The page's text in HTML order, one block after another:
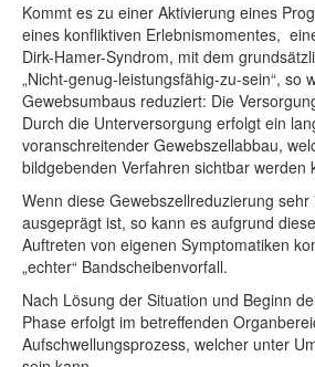
Kommt es zu einer Aktivierung eines
eines konfliktiven Erlebnismomentes,
Dirk-Hamer-Syndrom, mit dem
„Nicht-genug-leistungsfähig-zu-sein“, so
Gewebsumbaus reduziert: Die
Durch die Unterversorgung erfolgt ein
voranschreitender Gewebszellabbau,
bildgebenden Verfahren sichtbar werden
Wenn diese Gewebszellreduzierung
ausgeprägt ist, so kann es aufgrund
Auftreten von eigenen Symptomatiken
„echter“ Bandscheibenvorfall.
Nach Lösung der Situation und Beginn
Phase erfolgt im betreffenden
Aufschwellungsprozess, welcher unter